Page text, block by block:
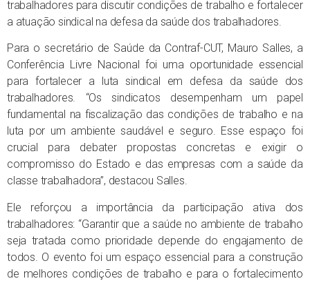
trabalhadores para discutir condições de trabalho e fortalecer
a atuação sindical na defesa da saúde dos trabalhadores.
Para o secretário de Saúde da Contraf-CUT, Mauro Salles, a
Conferência Livre Nacional foi uma oportunidade essencial
para fortalecer a luta sindical em defesa da saúde dos
trabalhadores. “Os sindicatos desempenham um papel
fundamental na fiscalização das condições de trabalho e na
luta por um ambiente saudável e seguro. Esse espaço foi
crucial para debater propostas concretas e exigir o
compromisso do Estado e das empresas com a saúde da
classe trabalhadora”, destacou Salles.
Ele reforçou a importância da participação ativa dos
trabalhadores: “Garantir que a saúde no ambiente de trabalho
seja tratada como prioridade depende do engajamento de
todos. O evento foi um espaço essencial para a construção
de melhores condições de trabalho e para o fortalecimento